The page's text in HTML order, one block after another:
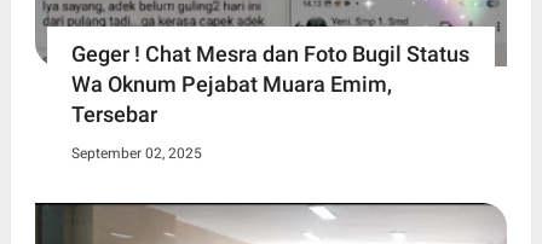
Geger ! Chat Mesra dan Foto Bugil Status
Wa Oknum Pejabat Muara Emim,
Tersebar
September 02, 2025